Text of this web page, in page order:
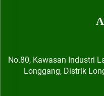
No.80, Kawasan Industri
Longgang, Distrik